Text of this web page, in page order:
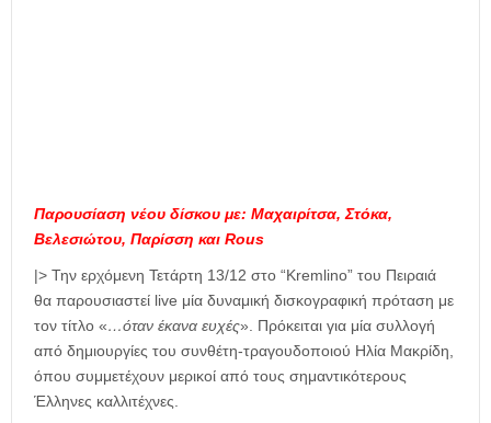
Παρουσίαση νέου δίσκου με: Μαχαιρίτσα, Στόκα,
Βελεσιώτου, Παρίσση και Rous
|> Την ερχόμενη Τετάρτη 13/12 στο “Kremlino” του Πειραιά
θα παρουσιαστεί live μία δυναμική δισκογραφική πρόταση με
τον τίτλο «…όταν έκανα ευχές». Πρόκειται για μία συλλογή
από δημιουργίες του συνθέτη-τραγουδοποιού Ηλία Μακρίδη,
όπου συμμετέχουν μερικοί από τους σημαντικότερους
Έλληνες καλλιτέχνες.